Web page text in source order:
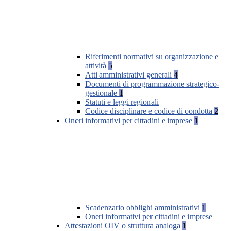
Riferimenti normativi su organizzazione e
attività 5
Atti amministrativi generali 4
Documenti di programmazione strategico-
gestionale 1
Statuti e leggi regionali
Codice disciplinare e codice di condotta 2
Oneri informativi per cittadini e imprese 1
Scadenzario obblighi amministrativi 1
Oneri informativi per cittadini e imprese
Attestazioni OIV o struttura analoga 1